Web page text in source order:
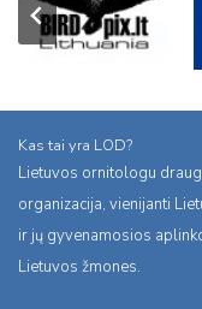
Kas tai yra LOD?
Lietuvos ornitologu
organizacija, vienijanti
ir jų gyvenamosios
Lietuvos žmones.